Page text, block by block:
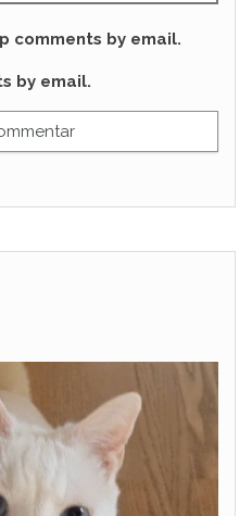
comments by email.
by email.